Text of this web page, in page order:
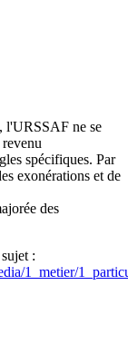
l'URSSAF ne se
spécifiques. Par
exonérations et de
des
:
1_metier/